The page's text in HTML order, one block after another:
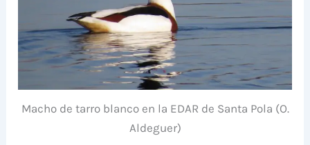
Macho de tarro blanco en la EDAR de Santa Pola (O.
Aldeguer)